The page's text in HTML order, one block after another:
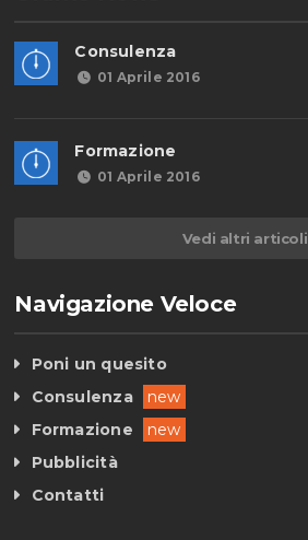
Consulenza
01 Aprile 2016
Formazione
01 Aprile 2016
Vedi altri articoli
Navigazione Veloce
Poni un quesito
Consulenza
new
Formazione
new
Pubblicità
Contatti